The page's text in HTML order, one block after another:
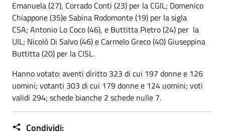
Emanuela (27), Corrado Conti (23) per la CGIL; Domenico
Chiappone (35)e Sabina Rodomonte (19) per la sigla
CSA; Antonio Lo Coco (46), e Buttitta Pietro (24) per la
UIL; Nicolò Di Salvo (46) e Carmelo Greco (40) Giuseppina
Buttitta (20) per la CISL.
Hanno votato: aventi diritto 323 di cui 197 donne e 126
uomini; votanti 303 di cui 179 donne e 124 uomini; voti
validi 294; schede bianche 2 schede nulle 7.
Condividi: